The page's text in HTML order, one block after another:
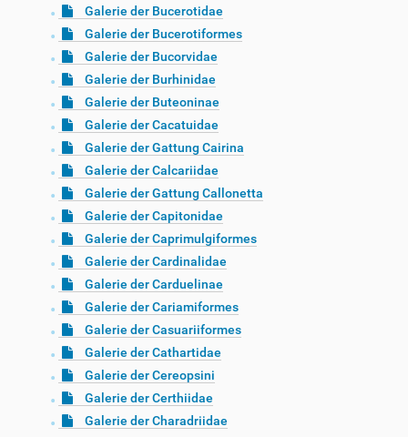
Galerie der Bucerotidae
Galerie der Bucerotiformes
Galerie der Bucorvidae
Galerie der Burhinidae
Galerie der Buteoninae
Galerie der Cacatuidae
Galerie der Gattung Cairina
Galerie der Calcariidae
Galerie der Gattung Callonetta
Galerie der Capitonidae
Galerie der Caprimulgiformes
Galerie der Cardinalidae
Galerie der Carduelinae
Galerie der Cariamiformes
Galerie der Casuariiformes
Galerie der Cathartidae
Galerie der Cereopsini
Galerie der Certhiidae
Galerie der Charadriidae